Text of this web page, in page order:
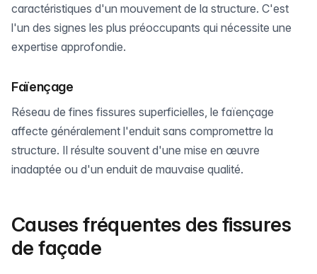
caractéristiques d'un mouvement de la structure. C'est
l'un des signes les plus préoccupants qui nécessite une
expertise approfondie.
Faïençage
Réseau de fines fissures superficielles, le faïençage
affecte généralement l'enduit sans compromettre la
structure. Il résulte souvent d'une mise en œuvre
inadaptée ou d'un enduit de mauvaise qualité.
Causes fréquentes des fissures
de façade